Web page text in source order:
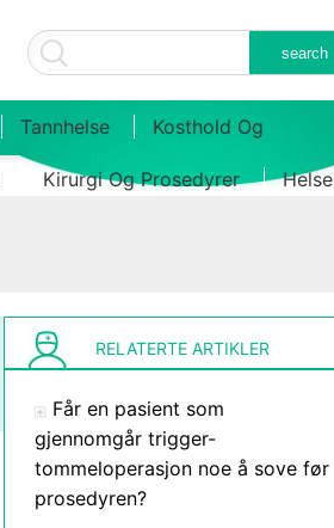
Tannhelse Kosthold Og
Kirurgi Og Prosedyrer Helse
RELATERTE ARTIKLER
Får en pasient som
gjennomgår trigger-
tommeloperasjon noe å sove før
prosedyren?